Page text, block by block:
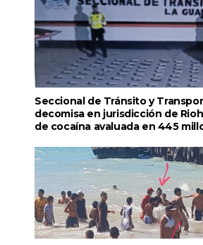
Seccional de Tránsito y
decomisa en jurisdicción de
de cocaína avaluada en 445